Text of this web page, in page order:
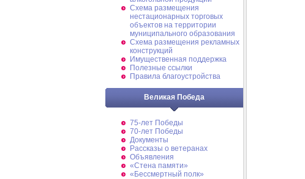
Схема размещения
нестационарных торговых
объектов на территории
муниципального образования
Схема размещения рекламных
конструкций
Имущественная поддержка
Полезные ссылки
Правила благоустройства
Великая Победа
75-лет Победы
70-лет Победы
Документы
Рассказы о ветеранах
Объявления
«Стена памяти»
«Бессмертный полк»